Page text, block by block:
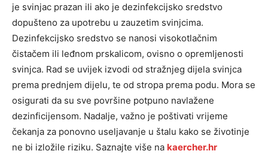
je svinjac prazan ili ako je dezinfekcijsko sredstvo
dopušteno za upotrebu u zauzetim svinjcima.
Dezinfekcijsko sredstvo se nanosi visokotlačnim
čistačem ili leđnom prskalicom, ovisno o opremljenosti
svinjca. Rad se uvijek izvodi od stražnjeg dijela svinjca
prema prednjem dijelu, te od stropa prema podu. Mora se
osigurati da su sve površine potpuno navlažene
dezinficijensom. Nadalje, važno je poštivati vrijeme
čekanja za ponovno useljavanje u štalu kako se životinje
ne bi izložile riziku. Saznajte više na kaercher.hr